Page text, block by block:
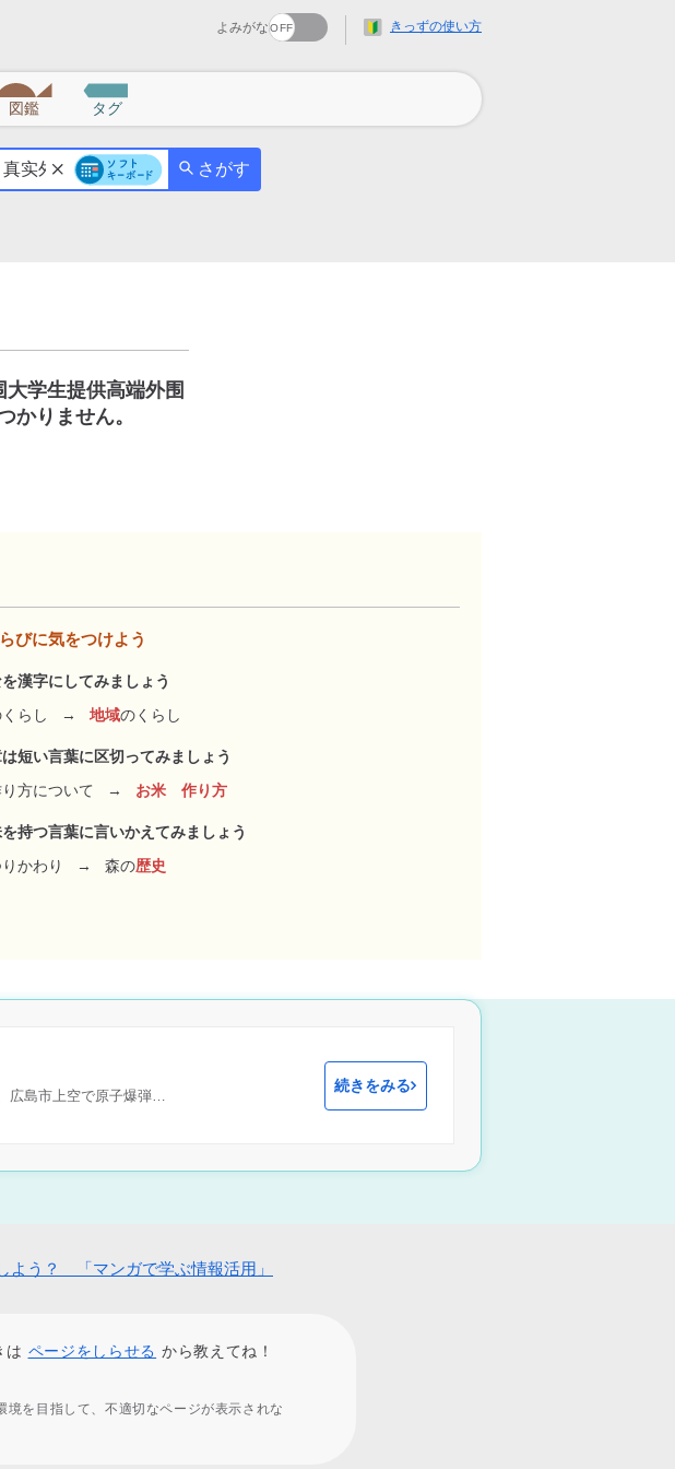
よみがな きっずの使い方
図鑑 タグ
さがす
大学生提供高端外围
かりません。
びに気をつけよう
漢字にしてみましょう
らし
→ 地域のくらし
短い言葉に区切ってみましょう
方について
→ お米 作り方
持つ言葉に言いかえてみましょう
かわり
→ 森の歴史
広島市上空で原子爆弾…
続きをみる
よう？ 「マンガで学ぶ情報活用」
は ページをしらせる から教えてね！
を目指して、不適切なページが表示されな